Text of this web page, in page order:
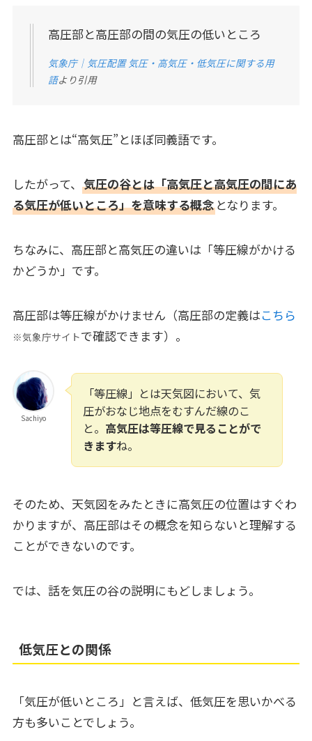
高圧部と高圧部の間の気圧の低いところ
気象庁｜気圧配置 気圧・高気圧・低気圧に関する用
語より引用
高圧部とは“高気圧”とほぼ同義語です。
したがって、 気圧の谷とは「高気圧と高気圧の間にあ
る気圧が低いところ」を意味する概念となります。
ちなみに、高圧部と高気圧の違いは「等圧線がかける
かどうか」です。
高圧部は等圧線がかけません（高圧部の定義はこちら
※気象庁サイトで確認できます）。
Sachiyo
「等圧線」とは天気図において、気
圧がおなじ地点をむすんだ線のこ
と。 高気圧は等圧線で見ることがで
きますね。
そのため、天気図をみたときに高気圧の位置はすぐわ
かりますが、高圧部はその概念を知らないと理解する
ことができないのです。
では、話を気圧の谷の説明にもどしましょう。
低気圧との関係
「気圧が低いところ」と言えば、低気圧を思いかべる
方も多いことでしょう。